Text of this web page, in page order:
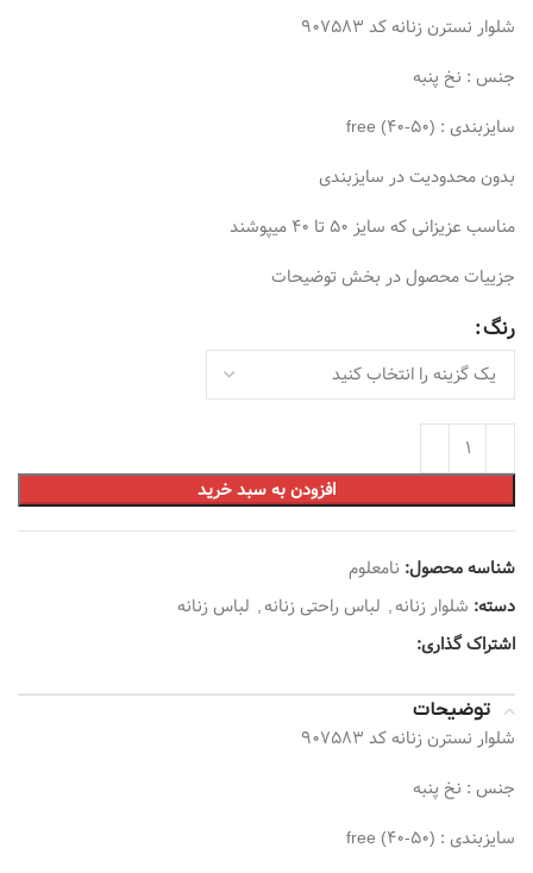
شلوار نسترن زنانه کد 907583
جنس : نخ پنبه
سایزبندی : free (40-50)
بدون محدودیت در سایزبندی
مناسب عزیزانی که سایز 50 تا 40 میپوشند
جزییات محصول در بخش توضیحات
رنگ
افزودن به سبد خرید
شناسه محصول: نامعلوم
دسته: شلوار زنانه, لباس راحتی زنانه, لباس زنانه
اشتراک گذاری:
توضیحات
شلوار نسترن زنانه کد 907583
جنس : نخ پنبه
سایزبندی : free (40-50)